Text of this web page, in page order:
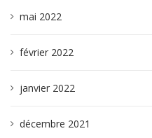
mai 2022
février 2022
janvier 2022
décembre 2021